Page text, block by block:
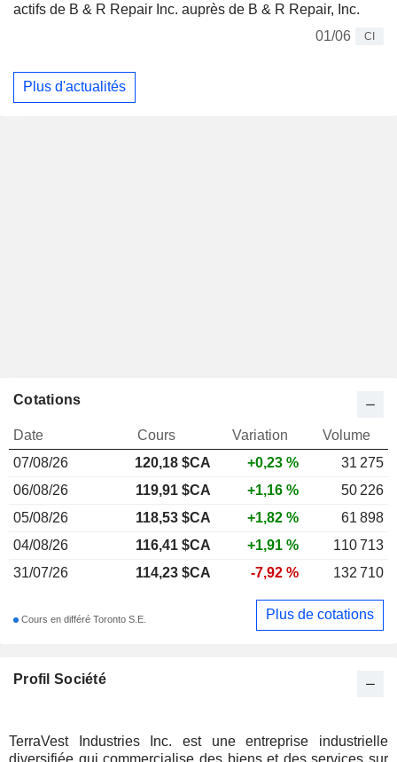
actifs de B & R Repair Inc. auprès de B & R Repair, Inc.
01/06
CI
Plus d'actualités
Profil Société
TerraVest Industries Inc. est une entreprise industrielle
diversifiée qui commercialise des biens et des services sur
Cotations
Date Cours Variation
Volume
07/08/26
120,18 $CA +0,23 %
31 275
06/08/26
119,91 $CA +1,16 %
50 226
05/08/26
118,53 $CA +1,82 %
61 898
04/08/26
116,41 $CA +1,91 %
110 713
31/07/26
114,23 $CA -7,92 % 132 710
Cours en différé Toronto S.E. Plus de cotations